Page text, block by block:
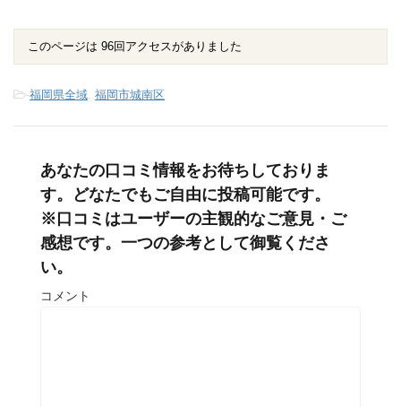
このページは 96回アクセスがありました
-福岡県全域, 福岡市城南区
あなたの口コミ情報をお待ちしておりま
す。どなたでもご自由に投稿可能です。
※口コミはユーザーの主観的なご意見・ご
感想です。一つの参考として御覧くださ
い。
コメント